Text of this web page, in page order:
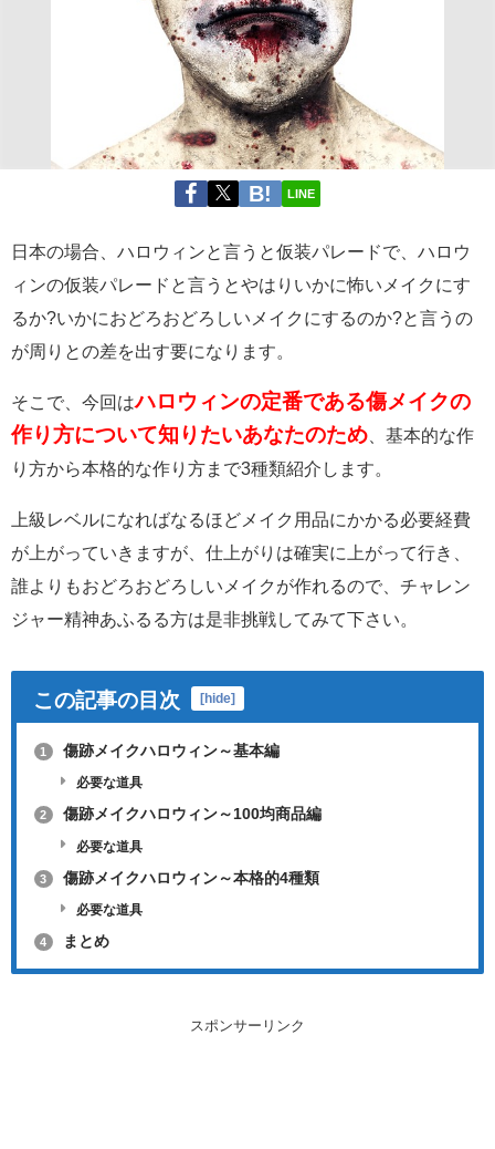
LINE
日本の場合、ハロウィンと言うと仮装パレードで、ハロウ
ィンの仮装パレードと言うとやはりいかに怖いメイクにす
るか?いかにおどろおどろしいメイクにするのか?と言うの
が周りとの差を出す要になります。
そこで、今回はハロウィンの定番である傷メイクの
作り方について知りたいあなたのため 、基本的な作
り方から本格的な作り方まで3種類紹介します。
上級レベルになればなるほどメイク用品にかかる必要経費
が上がっていきますが、仕上がりは確実に上がって行き、
誰よりもおどろおどろしいメイクが作れるので、チャレン
ジャー精神あふるる方は是非挑戦してみて下さい。
この記事の目次 [hide]
1 傷跡メイクハロウィン～基本編
必要な道具
2 傷跡メイクハロウィン～100均商品編
必要な道具
3 傷跡メイクハロウィン～本格的4種類
必要な道具
4 まとめ
スポンサーリンク